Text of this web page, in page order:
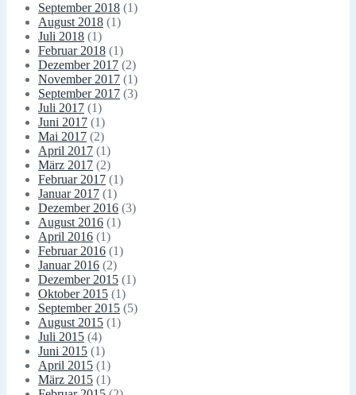
September 2018 (1)
August 2018 (1)
Juli 2018 (1)
Februar 2018 (1)
Dezember 2017 (2)
November 2017 (1)
September 2017 (3)
Juli 2017 (1)
Juni 2017 (1)
Mai 2017 (2)
April 2017 (1)
März 2017 (2)
Februar 2017 (1)
Januar 2017 (1)
Dezember 2016 (3)
August 2016 (1)
April 2016 (1)
Februar 2016 (1)
Januar 2016 (2)
Dezember 2015 (1)
Oktober 2015 (1)
September 2015 (5)
August 2015 (1)
Juli 2015 (4)
Juni 2015 (1)
April 2015 (1)
März 2015 (1)